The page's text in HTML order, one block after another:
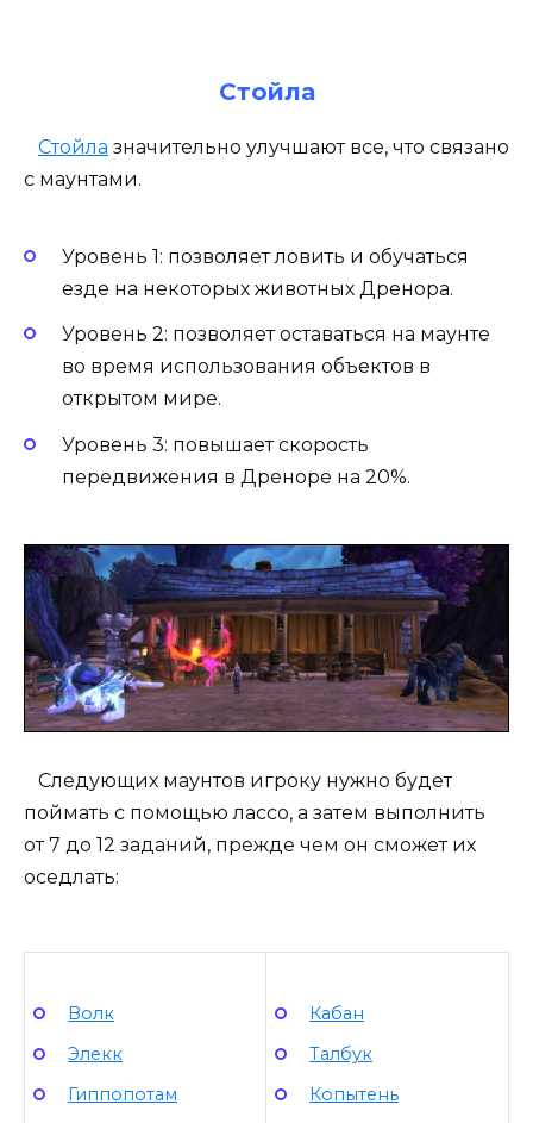
Стойла
Стойла значительно улучшают все, что связано
с маунтами.
Уровень 1: позволяет ловить и обучаться
езде на некоторых животных Дренора.
Уровень 2: позволяет оставаться на маунте
во время использования объектов в
открытом мире.
Уровень 3: повышает скорость
передвижения в Дреноре на 20%.
Следующих маунтов игроку нужно будет
поймать с помощью лассо, а затем выполнить
от 7 до 12 заданий, прежде чем он сможет их
оседлать:
Волк
Элекк
Гиппопотам
Кабан
Талбук
Копытень